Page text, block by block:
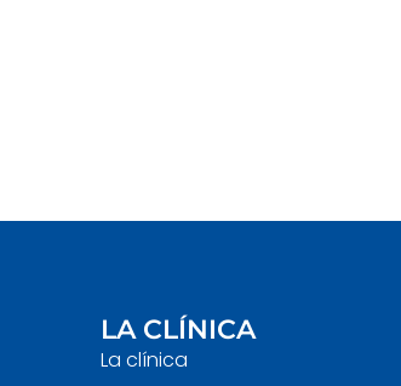
LA CLÍNICA
La clínica